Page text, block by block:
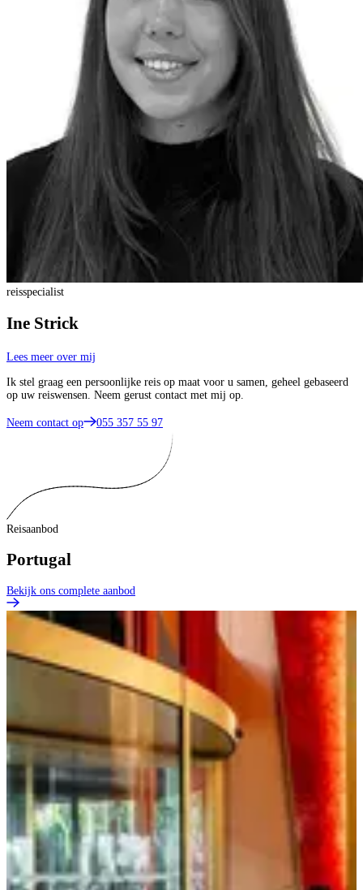
reisspecialist
Ine Strick
Lees meer over mij
Ik stel graag een persoonlijke reis op maat voor u samen, geheel gebaseerd
op uw reiswensen. Neem gerust contact met mij op.
Neem contact op 055 357 55 97
Reisaanbod
Portugal
Bekijk ons complete aanbod